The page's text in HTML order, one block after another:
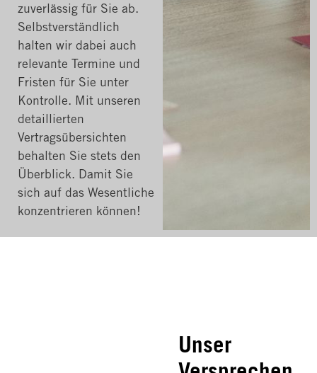
zuverlässig für Sie ab.
Selbstverständlich
halten wir dabei auch
relevante Termine und
Fristen für Sie unter
Kontrolle. Mit unseren
detaillierten
Vertragsübersichten
behalten Sie stets den
Überblick. Damit Sie
sich auf das Wesentliche
konzentrieren können!
Unser